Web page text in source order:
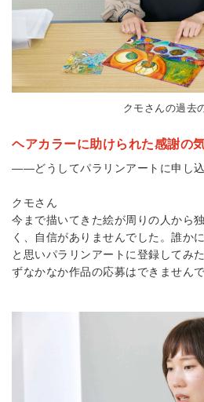
クモさんの過去
ヘアカラーに助けられた感謝の
――どうしてパラリンアートに申し
クモさん
今まで描いてきた絵が周りの人から
く、自信がありませんでした。誰か
と思いパラリンアートに登録してみ
ずなかなか作品の応募はできませんで